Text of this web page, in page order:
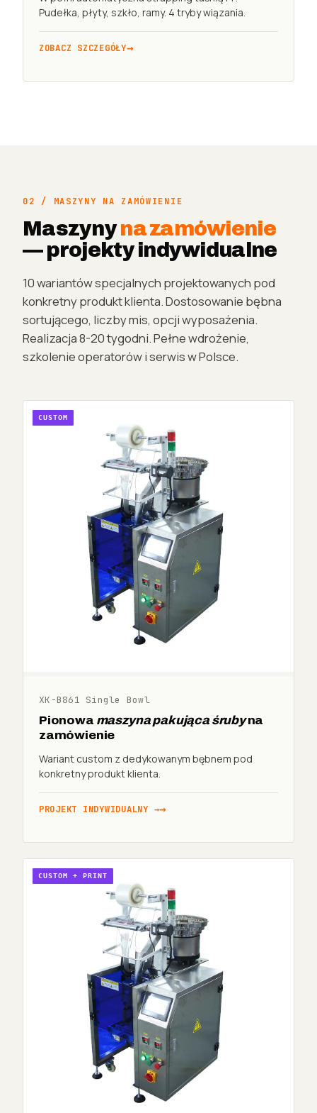
Pudełka, płyty, szkło, ramy. 4 tryby wiązania.
ZOBACZ SZCZEGÓŁY
02 / MASZYNY NA ZAMÓWIENIE
Maszynyna zamówienie
— projekty indywidualne
10 wariantów specjalnych projektowanych pod
konkretny produkt klienta. Dostosowanie bębna
sortującego, liczby mis, opcji wyposażenia.
Realizacja 8-20 tygodni. Pełne wdrożenie,
szkolenie operatorów i serwis w Polsce.
CUSTOM
XK-B861 Single Bowl
Pionowa maszyna pakująca śrubyna
zamówienie
Wariant custom z dedykowanym bębnem pod
konkretny produkt klienta.
PROJEKT INDYWIDUALNY →
CUSTOM + PRINT